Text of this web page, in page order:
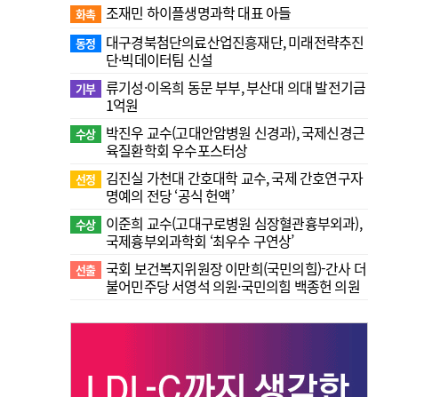
화촉 조재민 하이플생명과학 대표 아들
동정
대구경북첨단의료산업진흥재단, 미래전략추진
단·빅데이터팀 신설
기부 류기성·이옥희 동문 부부, 부산대 의대 발전기금
1억원
수상
박진우 교수(고대안암병원 신경과), 국제신경근
육질환학회 우수포스터상
선정
김진실 가천대 간호대학 교수, 국제 간호연구자
명예의 전당 ‘공식 헌액’
수상
이준희 교수(고대구로병원 심장혈관흉부외과),
국제흉부외과학회 ‘최우수 구연상’
선출 국회 보건복지위원장 이만희(국민의힘)-간사 더
불어민주당 서영석 의원·국민의힘 백종헌 의원